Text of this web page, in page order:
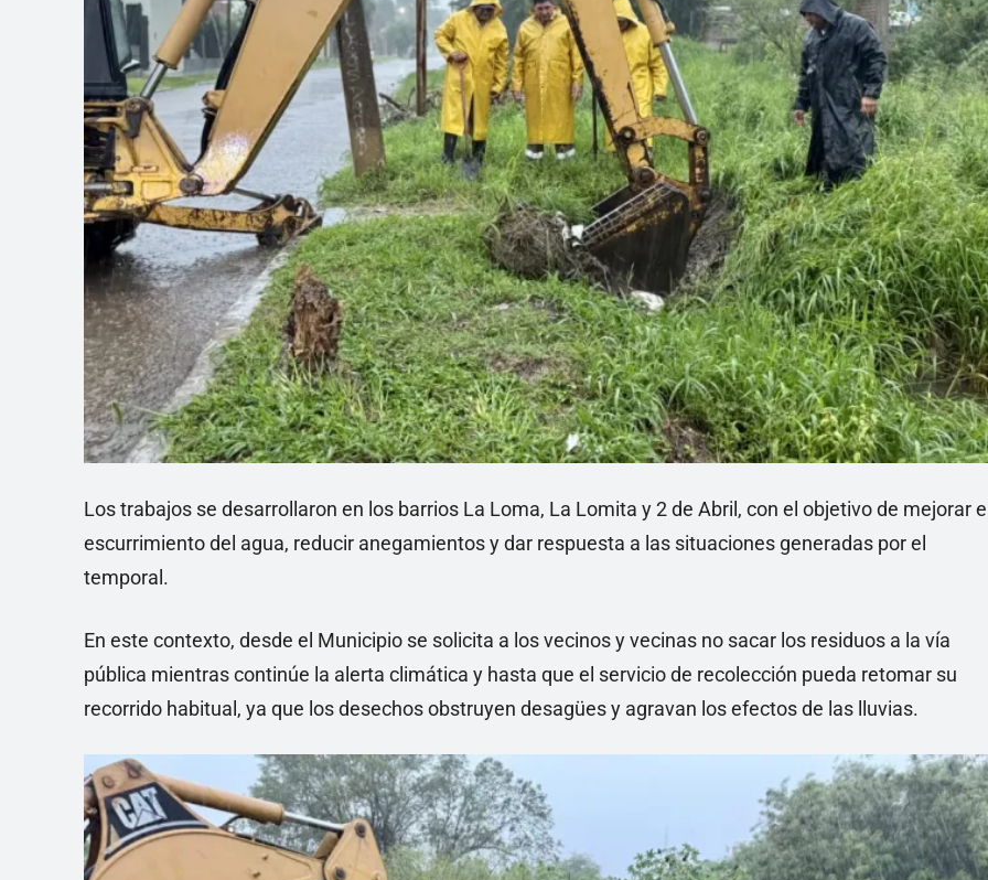
Los trabajos se desarrollaron en los barrios La Loma, La Lomita y 2 de Abril, con el objetivo de mejorar
escurrimiento del agua, reducir anegamientos y dar respuesta a las situaciones generadas por el
temporal.
En este contexto, desde el Municipio se solicita a los vecinos y vecinas no sacar los residuos a la vía
pública mientras continúe la alerta climática y hasta que el servicio de recolección pueda retomar su
recorrido habitual, ya que los desechos obstruyen desagües y agravan los efectos de las lluvias.